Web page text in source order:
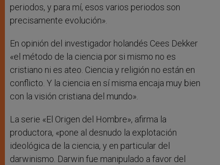
periodos, y para mí, esos varios periodos son
precisamente evolución».
En opinión del investigador holandés Cees Dekker
«el método de la ciencia por si mismo no es
cristiano ni es ateo. Ciencia y religión no están en
conflicto. Y la ciencia en sí misma encaja muy bien
con la visión cristiana del mundo».
La serie «El Origen del Hombre», afirma la
productora, «pone al desnudo la explotación
ideológica de la ciencia, y en particular del
darwinismo. Darwin fue manipulado a favor del